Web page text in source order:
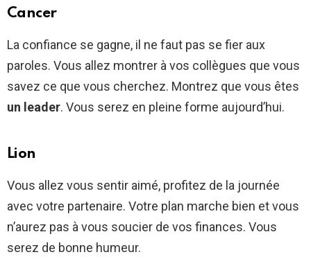
Cancer
La confiance se gagne, il ne faut pas se fier aux
paroles. Vous allez montrer à vos collègues que vous
savez ce que vous cherchez. Montrez que vous êtes
un leader. Vous serez en pleine forme aujourd’hui.
Lion
Vous allez vous sentir aimé, profitez de la journée
avec votre partenaire. Votre plan marche bien et vous
n’aurez pas à vous soucier de vos finances. Vous
serez de bonne humeur.